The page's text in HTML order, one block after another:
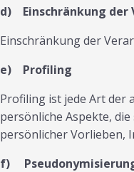
d) Einschränkung der
Einschränkung der
e) Profiling
Profiling ist jede Art der
persönliche Aspekte,
persönlicher Vorlieben,
f)